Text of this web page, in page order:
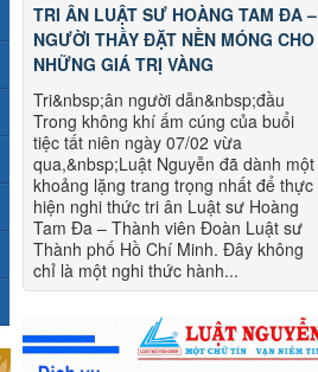
TRI ÂN LUẬT SƯ HOÀNG TAM ĐA –
NGƯỜI THẦY ĐẶT NỀN MÓNG CHO
NHỮNG GIÁ TRỊ VÀNG
Tri&nbsp;ân người dẫn&nbsp;đầu
Trong không khí ấm cúng của buổi
tiệc tất niên ngày 07/02 vừa
qua,&nbsp;Luật Nguyễn đã dành một
khoảng lặng trang trọng nhất để thực
hiện nghi thức tri ân Luật sư Hoàng
Tam Đa – Thành viên Đoàn Luật sư
Thành phố Hồ Chí Minh. Đây không
chỉ là một nghi thức hành...